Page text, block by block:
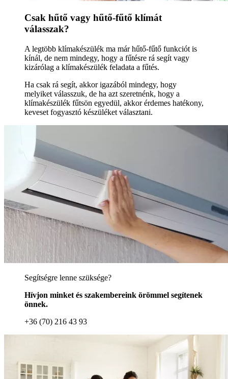
Csak hűtő vagy hűtő-fűtő klímát
válasszak?
A legtöbb klímakészülék ma már hűtő-fűtő funkciót is
kínál, de nem mindegy, hogy a fűtésre rá segít vagy
kizárólag a klímakészülék feladata a fűtés.
Ha csak rá segít, akkor igazából mindegy, hogy
melyiket válasszuk, de ha azt szeretnénk, hogy a
klímakészülék fűtsön egyedül, akkor érdemes hatékony,
keveset fogyasztó készüléket választani.
Segítségre lenne szüksége?
Hívjon minket és szakembereink örömmel segítenek
önnek.
+36 (70) 216 43 93